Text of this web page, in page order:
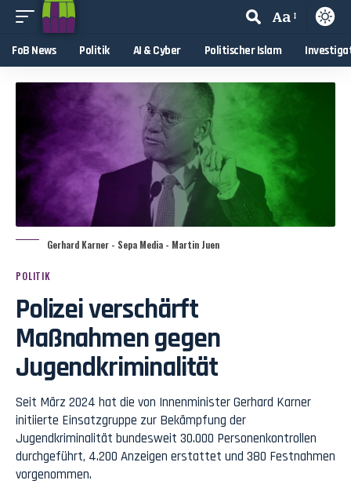
Aa
FoB News Politik AI & Cyber Politischer Islam
Gerhard Karner - Sepa Media - Martin Juen
POLITIK
Polizei verschärft
Maßnahmen gegen
Jugendkriminalität
Seit März 2024 hat die von Innenminister Gerhard Karner
initiierte Einsatzgruppe zur Bekämpfung der
Jugendkriminalität bundesweit 30.000 Personenkontrollen
durchgeführt, 4.200 Anzeigen erstattet und 380 Festnahmen
vorgenommen.